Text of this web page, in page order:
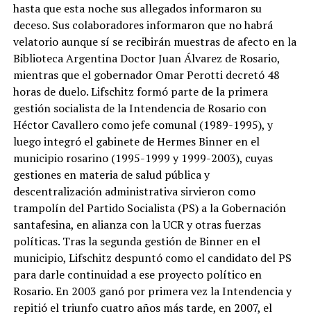
hasta que esta noche sus allegados informaron su
deceso. Sus colaboradores informaron que no habrá
velatorio aunque sí se recibirán muestras de afecto en la
Biblioteca Argentina Doctor Juan Álvarez de Rosario,
mientras que el gobernador Omar Perotti decretó 48
horas de duelo. Lifschitz formó parte de la primera
gestión socialista de la Intendencia de Rosario con
Héctor Cavallero como jefe comunal (1989-1995), y
luego integró el gabinete de Hermes Binner en el
municipio rosarino (1995-1999 y 1999-2003), cuyas
gestiones en materia de salud pública y
descentralización administrativa sirvieron como
trampolín del Partido Socialista (PS) a la Gobernación
santafesina, en alianza con la UCR y otras fuerzas
políticas. Tras la segunda gestión de Binner en el
municipio, Lifschitz despuntó como el candidato del PS
para darle continuidad a ese proyecto político en
Rosario. En 2003 ganó por primera vez la Intendencia y
repitió el triunfo cuatro años más tarde, en 2007, el